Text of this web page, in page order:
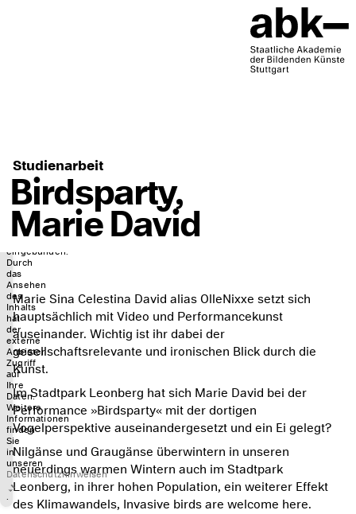
Studienarbeit
Birdsparty,
Marie David
Marie Sina Celestina David alias OlleNixxe setzt sich
hauptsächlich mit Video und Performancekunst
auseinander. Wichtig ist ihr dabei der
gesellschaftsrelevante und ironischen Blick durch die
Kunst.
Im Stadtpark Leonberg hat sich Marie David bei der
Performance »Birdsparty« mit der dortigen
Vogelperspektive auseinandergesetzt und ein Ei gelegt?
Nilgänse und Graugänse überwintern in unseren
neuerdings warmen Wintern auch im Stadtpark
Leonberg, in ihrer hohen Population, ein weiterer Effekt
des Klimawandels, Invasive birds are welcome here.
dieser
Stelle
ein
externer
Inhalt
von
Vimeo
eingebunden.
Durch
das
Ansehen
des
Inhalts
hat
der
externe
Anbieter
Zugriff
auf
Ihre
Daten.
Weitere
Informationen
finden
Sie
in
unseren
Datenschutzhinweisen
.